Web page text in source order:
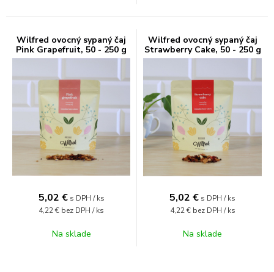
Wilfred ovocný sypaný čaj
Pink Grapefruit, 50 - 250 g
5,02 € s DPH / ks
4,22 € bez DPH / ks
Na sklade
Wilfred ovocný sypaný čaj
Strawberry Cake, 50 - 250 g
5,02 € s DPH / ks
4,22 € bez DPH / ks
Na sklade